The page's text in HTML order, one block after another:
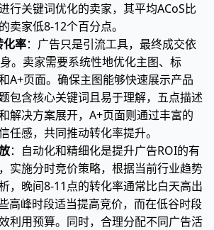
行关键词优化的卖家，其平均ACoS比
卖家低8-12个百分点。
率：广告只是引流工具，最终成交依
。卖家需要系统性地优化主图、标
A+页面。确保主图能够快速展示产品
包含核心关键词且易于理解，五点描述
解决方案展开，A+页面则通过丰富的
任感，共同推动转化率提升。
：自动化和精细化是提升广告ROI的有
实施分时竞价策略，根据当前行业趋势
，晚间8-11点的转化率通常比白天高出
高峰时段适当提高竞价，而在低谷时段
利用预算。同时，合理分配不同广告活